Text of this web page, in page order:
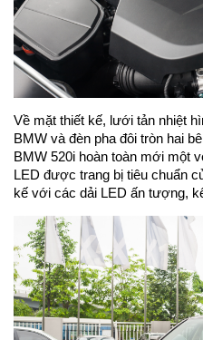
Về mặt thiết kế, lưới tản nhiệt
BMW và đèn pha đôi tròn hai
BMW 520i hoàn toàn mới một
LED được trang bị tiêu chuẩn
kế với các dải LED ấn tượng,